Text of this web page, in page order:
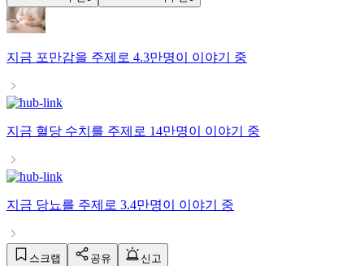
지금 포만감을 주제로 4.3만명이 이야기 중
지금 혈당 수치 를 주제로 14만명이 이야기 중
지금 당뇨를 주제로 3.4만명이 이야기 중
스크랩 공유 신고